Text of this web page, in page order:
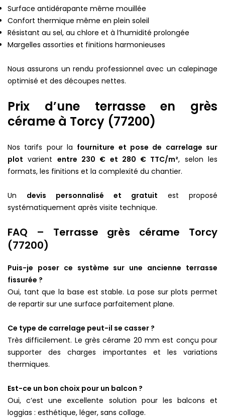
Surface antidérapante même mouillée
Confort thermique même en plein soleil
Résistant au sel, au chlore et à l’humidité prolongée
Margelles assorties et finitions harmonieuses
Nous assurons un rendu professionnel avec un calepinage
optimisé et des découpes nettes.
Prix d’une terrasse en grès
cérame à Torcy (77200)
Nos tarifs pour la fourniture et pose de carrelage sur
plot varient entre 230 € et 280 € TTC/m², selon les
formats, les finitions et la complexité du chantier.
Un devis personnalisé et gratuit est proposé
systématiquement après visite technique.
FAQ – Terrasse grès cérame Torcy
(77200)
Puis-je poser ce système sur une ancienne terrasse
fissurée ?
Oui, tant que la base est stable. La pose sur plots permet
de repartir sur une surface parfaitement plane.
Ce type de carrelage peut-il se casser ?
Très difficilement. Le grès cérame 20 mm est conçu pour
supporter des charges importantes et les variations
thermiques.
Est-ce un bon choix pour un balcon ?
Oui, c’est une excellente solution pour les balcons et
loggias : esthétique, léger, sans collage.